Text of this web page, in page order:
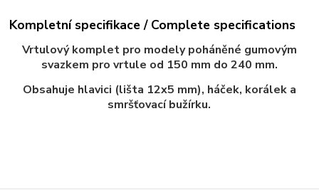
Kompletní specifikace / Complete specifications
Vrtulový komplet pro modely poháněné gumovým
svazkem pro vrtule od 150 mm do 240 mm.
Obsahuje hlavici (lišta 12x5 mm), háček, korálek a
smršťovací bužírku.